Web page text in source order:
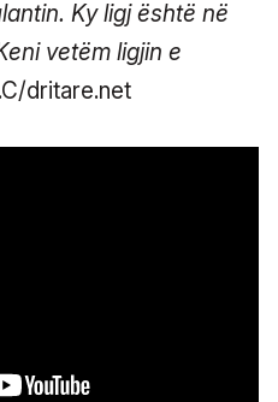
Ky ligj është në
vetëm ligjin e
dritare.net